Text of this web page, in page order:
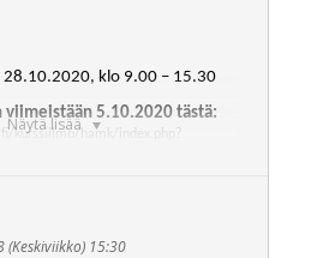
Näytä lisää
klo 9.00 – 15.30
5.10.2020 tästä:
kurssiilmo/hamk/index.php?
Molemmille
(Keskiviikko) 15:30